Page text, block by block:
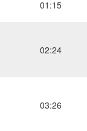
01:15
02:24
03:26